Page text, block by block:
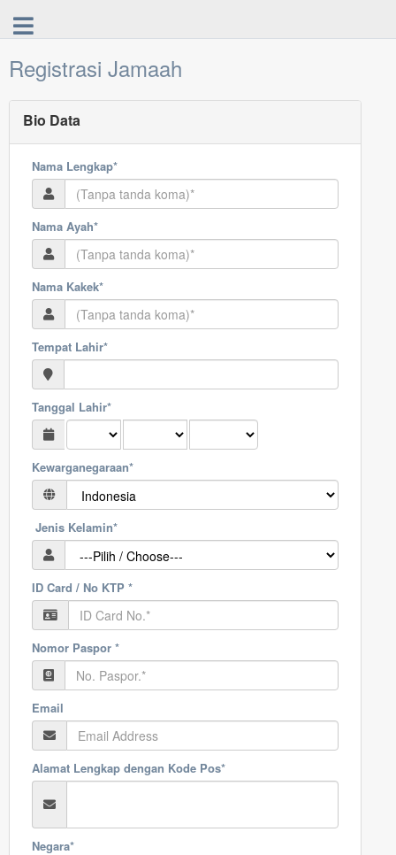
Registrasi Jamaah
Bio Data
Nama Lengkap*
Nama Ayah*
Nama Kakek*
Tempat Lahir*
Tanggal Lahir*
Kewarganegaraan*
Jenis Kelamin*
ID Card / No KTP *
Nomor Paspor *
Email
Alamat Lengkap dengan Kode Pos*
Negara*